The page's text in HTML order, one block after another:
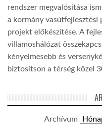
rendszer megvalósítása
a kormány vasútfejlesztési
projekt előkészítése. A
villamoshálózat
kényelmesebb és
biztosítson a térség közel
Archívum